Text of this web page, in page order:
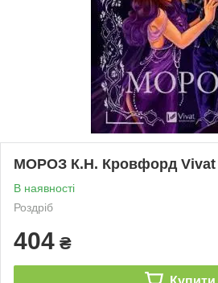
МОРОЗ К.Н. Кровфорд Vivat
В наявності
Роздріб
404 ₴